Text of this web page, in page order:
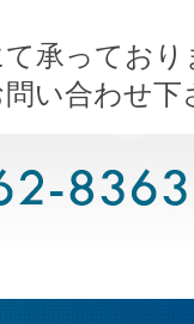
承っており
い合わせ下